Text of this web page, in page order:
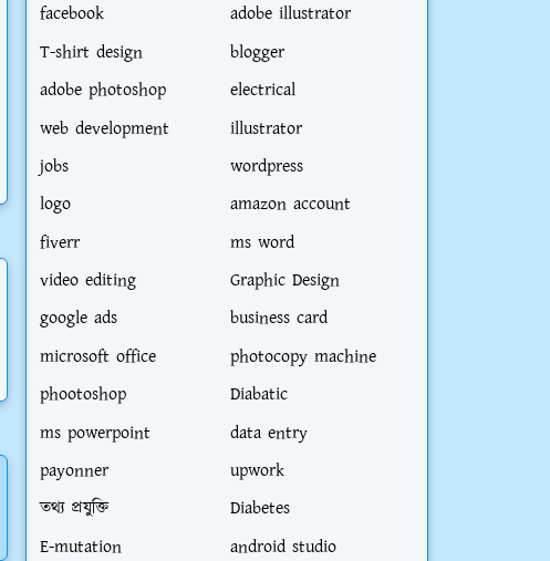
facebook
adobe illustrator
T-shirt design
blogger
adobe photoshop
electrical
web development
illustrator
jobs
wordpress
logo
amazon account
fiverr
ms word
video editing
Graphic Design
google ads
business card
microsoft office
photocopy machine
phootoshop
Diabatic
ms powerpoint
data entry
payonner
upwork
তথ্য প্রযুক্তি
Diabetes
E-mutation
android studio